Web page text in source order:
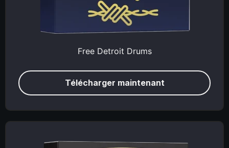
Free Detroit Drums
Télécharger maintenant